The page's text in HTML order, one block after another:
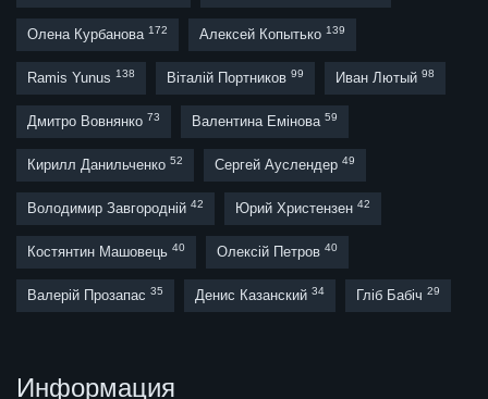
Олена Курбанова 172 Алексей Копытько 139
Ramis Yunus 138 Віталій Портников 99 Иван Лютый 98
Дмитро Вовнянко 73 Валентина Емінова 59
Кирилл Данильченко 52 Сергей Ауслендер 49
Володимир Завгородній 42 Юрий Христензен 42
Костянтин Машовець 40 Олексій Петров 40
Валерій Прозапас 35 Денис Казанский 34 Гліб Бабіч 29
Информация